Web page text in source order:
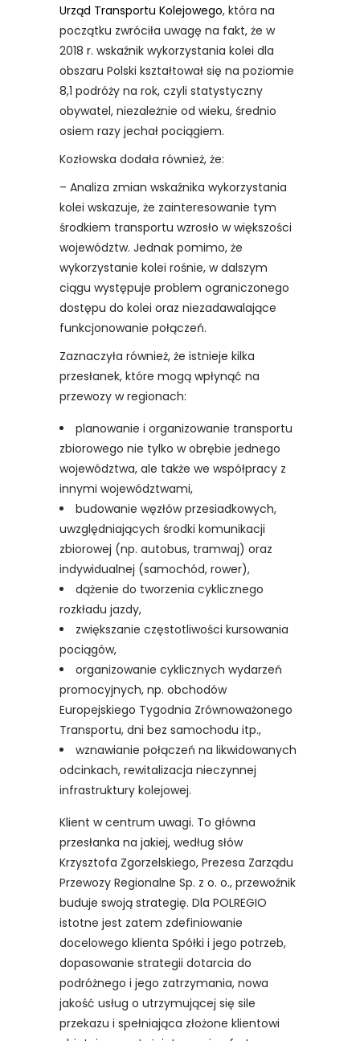
Urząd Transportu Kolejowego, która na
początku zwróciła uwagę na fakt, że w
2018 r. wskaźnik wykorzystania kolei dla
obszaru Polski kształtował się na poziomie
8,1 podróży na rok, czyli statystyczny
obywatel, niezależnie od wieku, średnio
osiem razy jechał pociągiem.
Kozłowska dodała również, że:
– Analiza zmian wskaźnika wykorzystania
kolei wskazuje, że zainteresowanie tym
środkiem transportu wzrosło w większości
województw. Jednak pomimo, że
wykorzystanie kolei rośnie, w dalszym
ciągu występuje problem ograniczonego
dostępu do kolei oraz niezadawalające
funkcjonowanie połączeń.
Zaznaczyła również, że istnieje kilka
przesłanek, które mogą wpłynąć na
przewozy w regionach:
planowanie i organizowanie transportu
zbiorowego nie tylko w obrębie jednego
województwa, ale także we współpracy z
innymi województwami,
budowanie węzłów przesiadkowych,
uwzględniających środki komunikacji
zbiorowej (np. autobus, tramwaj) oraz
indywidualnej (samochód, rower),
dążenie do tworzenia cyklicznego
rozkładu jazdy,
zwiększanie częstotliwości kursowania
pociągów,
organizowanie cyklicznych wydarzeń
promocyjnych, np. obchodów
Europejskiego Tygodnia Zrównoważonego
Transportu, dni bez samochodu itp.,
wznawianie połączeń na likwidowanych
odcinkach, rewitalizacja nieczynnej
infrastruktury kolejowej.
Klient w centrum uwagi. To główna
przesłanka na jakiej, według słów
Krzysztofa Zgorzelskiego, Prezesa Zarządu
Przewozy Regionalne Sp. z o. o., przewoźnik
buduje swoją strategię. Dla POLREGIO
istotne jest zatem zdefiniowanie
docelowego klienta Spółki i jego potrzeb,
dopasowanie strategii dotarcia do
podróżnego i jego zatrzymania, nowa
jakość usług o utrzymującej się sile
przekazu i spełniająca złożone klientowi